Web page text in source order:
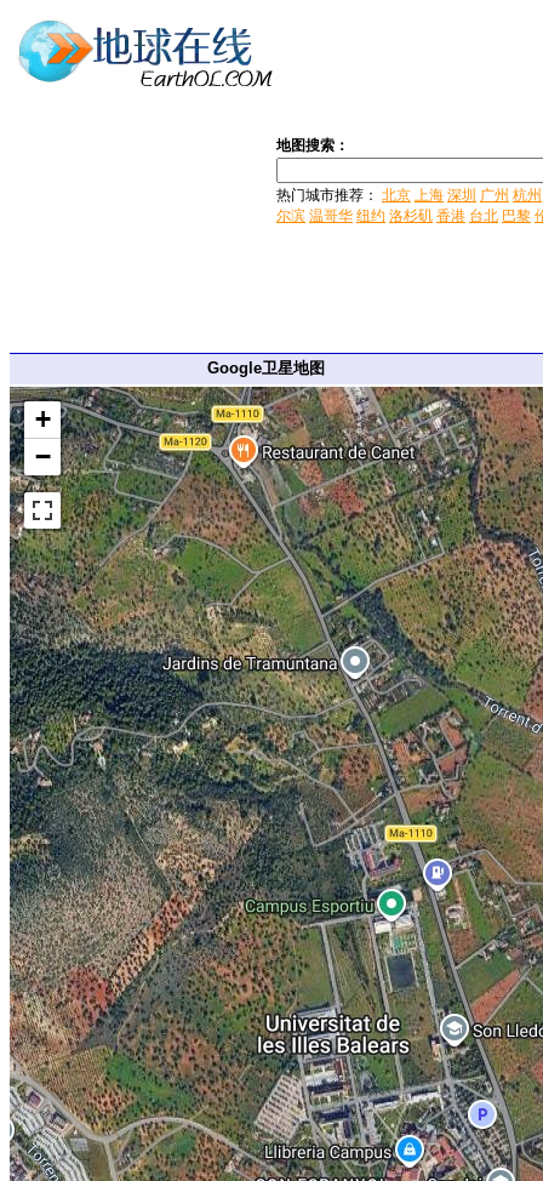
地图搜索：
热门城市推荐： 北京 上海 深圳 广州 杭州
尔滨 温哥华 纽约 洛杉矶 香港 台北 巴黎
Google卫星地图
+
−